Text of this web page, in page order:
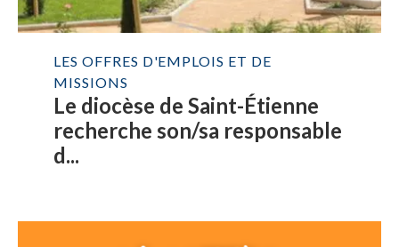
LES OFFRES D'EMPLOIS ET DE
MISSIONS
Le diocèse de Saint-Étienne
recherche son/sa responsable
d...